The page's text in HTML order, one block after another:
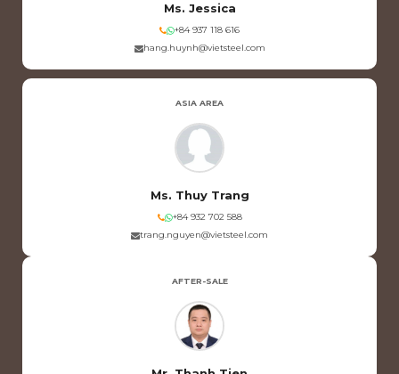
Ms. Jessica
+84 937 118 616
hang.huynh@vietsteel.com
ASIA AREA
Ms. Thuy Trang
+84 932 702 588
trang.nguyen@vietsteel.com
AFTER-SALE